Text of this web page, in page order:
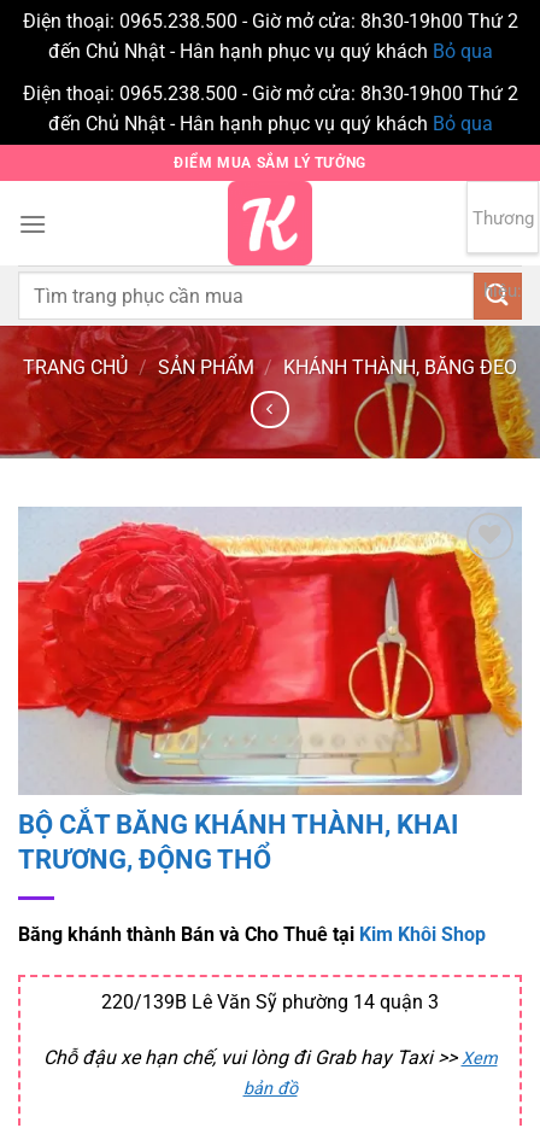
Điện thoại: 0965.238.500 - Giờ mở cửa: 8h30-19h00 Thứ 2
đến Chủ Nhật - Hân hạnh phục vụ quý khách Bỏ qua
Điện thoại: 0965.238.500 - Giờ mở cửa: 8h30-19h00 Thứ 2
đến Chủ Nhật - Hân hạnh phục vụ quý khách Bỏ qua
qua
nội
ĐIỂM MUA SẮM LÝ TƯỞNG
0
Tìm
TRANG CHỦ / SẢN PHẨM / KHÁNH THÀNH, BĂNG ĐEO
Add to
wishlist
BỘ CẮT BĂNG KHÁNH THÀNH, KHAI
TRƯƠNG, ĐỘNG THỔ
Băng khánh thành Bán và Cho Thuê tại Kim Khôi Shop
220/139B Lê Văn Sỹ phường 14 quận 3
Chỗ đậu xe hạn chế, vui lòng đi Grab hay Taxi>>Xem
bản đồ
Thương
hiệu: